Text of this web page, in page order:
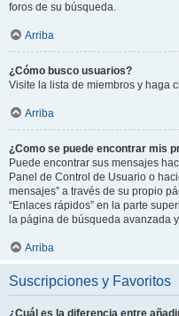
foros de su búsqueda.
Arriba
¿Cómo busco usuarios?
Visite la lista de miembros y haga
Arriba
¿Como se puede encontrar mis
Puede encontrar sus mensajes
Panel de Control de Usuario o
mensajes” a través de su propio
“Enlaces rápidos” en la parte
la página de búsqueda avanzada
Arriba
Suscripciones y Favoritos
¿Cuál es la diferencia entre